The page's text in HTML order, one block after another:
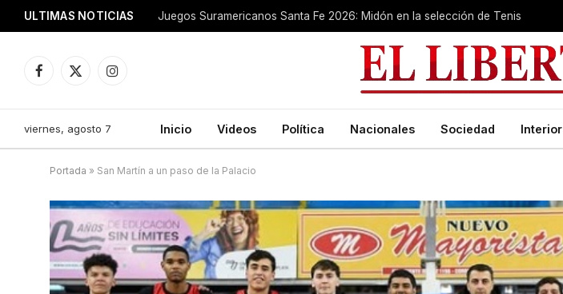
ULTIMAS NOTICIAS Juegos Suramericanos Santa Fe 2026: Midón en la selección de Tenis
Facebook
X
Instagram
viernes, agosto 7 Inicio Videos Política Nacionales Sociedad Interior
Portada » San Martín a un paso de la Palacio